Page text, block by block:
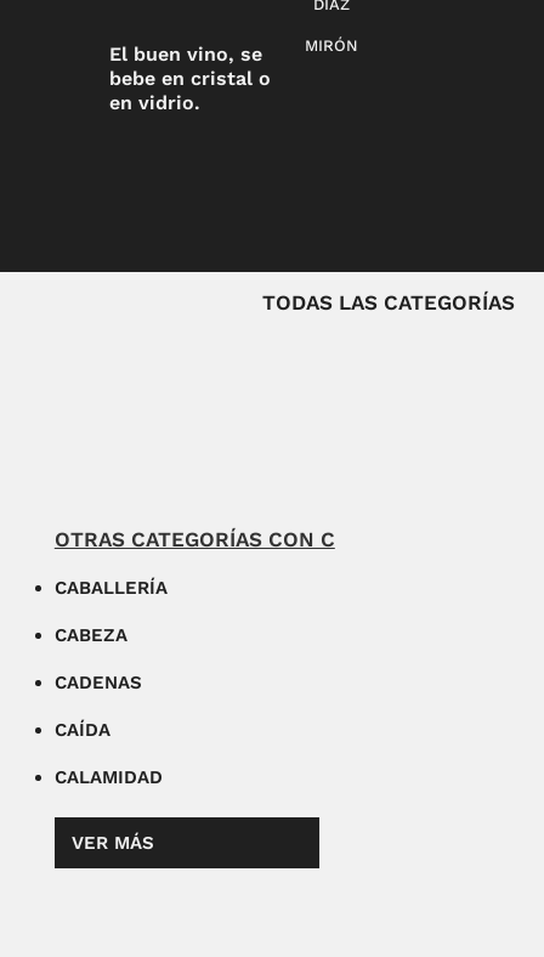
El buen vino, se
bebe en cristal o
en vidrio.
DÍAZ
MIRÓN
TODAS LAS CATEGORÍAS
OTRAS CATEGORÍAS CON C
CABALLERÍA
CABEZA
CADENAS
CAÍDA
CALAMIDAD
VER MÁS